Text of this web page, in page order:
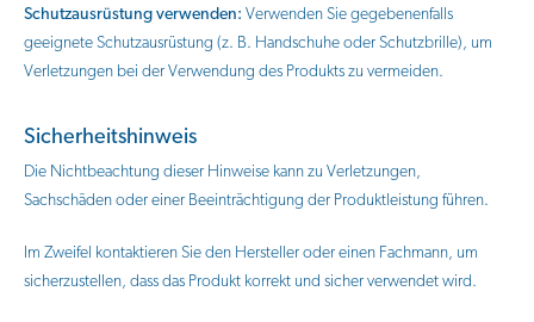
Schutzausrüstung verwenden: Verwenden Sie gegebenenfalls
geeignete Schutzausrüstung (z. B. Handschuhe oder Schutzbrille), um
Verletzungen bei der Verwendung des Produkts zu vermeiden.
Sicherheitshinweis
Die Nichtbeachtung dieser Hinweise kann zu Verletzungen,
Sachschäden oder einer Beeinträchtigung der Produktleistung führen.
Im Zweifel kontaktieren Sie den Hersteller oder einen Fachmann, um
sicherzustellen, dass das Produkt korrekt und sicher verwendet wird.